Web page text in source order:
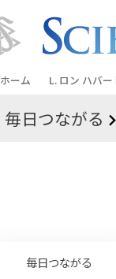
ホーム L. ロン ハバー
毎日つながる
毎日つながる